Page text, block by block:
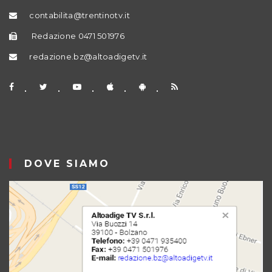
contabilita@trentinotv.it
Redazione 0471 501976
redazione.bz@altoadigetv.it
DOVE SIAMO